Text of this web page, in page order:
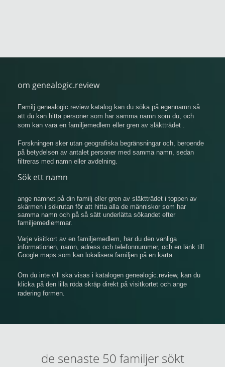
om genealogic.review
Familj genealogic.review katalog kan du söka på egennamn så
att du kan hitta personer som har samma namn som du, och
som kan vara en familjemedlem eller gren av släktträdet .
Forskningen sker utan geografiska begränsningar och, beroende
på betydelsen av antalet personer med samma namn, sedan
filtreras med namn eller avdelning.
Sök ett namn
ange namnet på din familj eller gren av släktträdet i toppen av
skärmen i sökrutan för att hitta alla de människor som har
samma namn och på så sätt underlätta sökandet efter
familjemedlemmar.
Varje visitkort av en familjemedlem, har du den vanliga
informationen, namn, adress och telefonnummer, och en länk till
Google maps som kan lokalisera familjen på en karta.
Om du inte vill ska visas i katalogen genealogic.review, kan du
klicka på den lilla röda skräp direkt på visitkortet och ange
radering formen.
de senaste 50 familjer sökt